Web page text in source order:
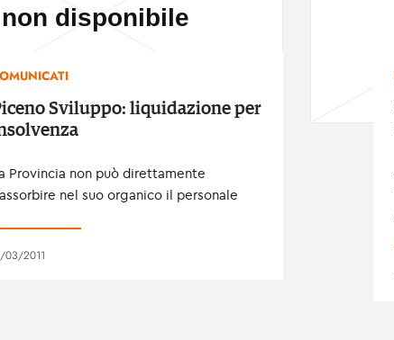
Sviluppo: liquidazione per
Provincia non può direttamente
nel suo organico il personale
03/2011